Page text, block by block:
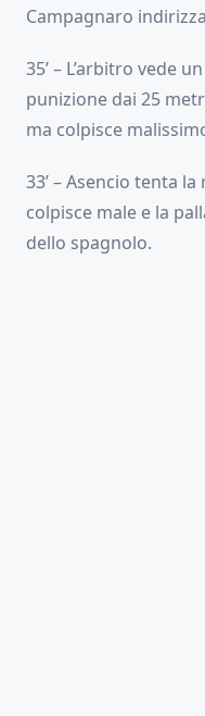
Campagnaro
35’ – L’arbitro vede
punizione dai 25
ma colpisce
33’ – Asencio tenta
colpisce male e la
dello spagnolo.